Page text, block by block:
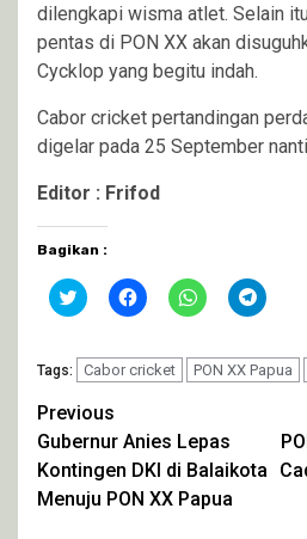
dilengkapi wisma atlet. Selain
pentas di PON XX akan
Cycklop yang begitu indah.
Cabor cricket pertandingan
digelar pada 25 September
Editor : Frifod
Bagikan :
Klik
untuk
Twitter(Membuka
di
jendela
yang
baru)
Klik
untuk
Facebook(Membuka
di
jendela
Klik
untuk
di
jendela
Klik
untuk
di
Tags: Cabor cricket PON XX Papua
Continue
Reading
Previous
Gubernur Anies Lepas
Kontingen DKI di Balaikota
Menuju PON XX Papua